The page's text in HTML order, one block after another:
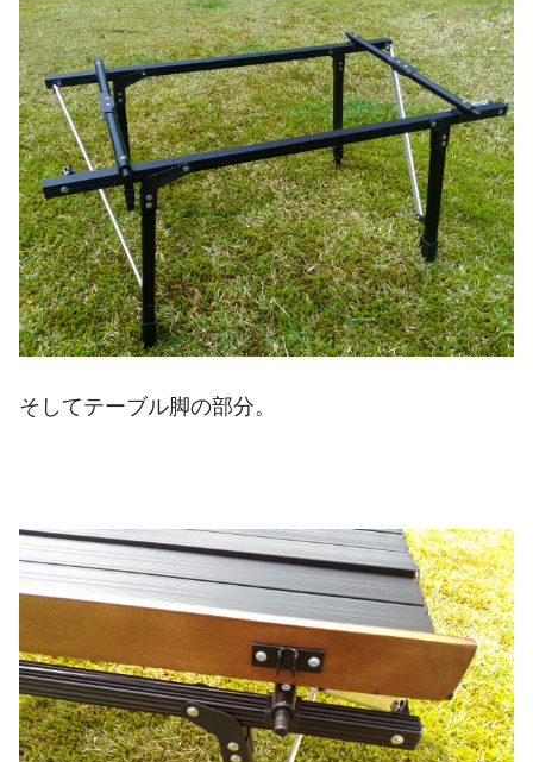
そしてテーブル脚の部分。